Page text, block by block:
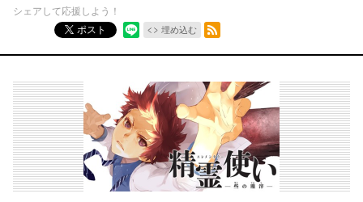
シェアして応援しよう！
ポスト
埋め込む
RSSフィード